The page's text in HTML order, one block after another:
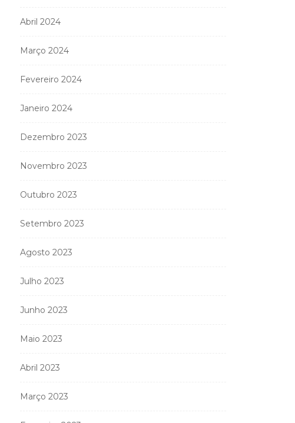
Abril 2024
Março 2024
Fevereiro 2024
Janeiro 2024
Dezembro 2023
Novembro 2023
Outubro 2023
Setembro 2023
Agosto 2023
Julho 2023
Junho 2023
Maio 2023
Abril 2023
Março 2023